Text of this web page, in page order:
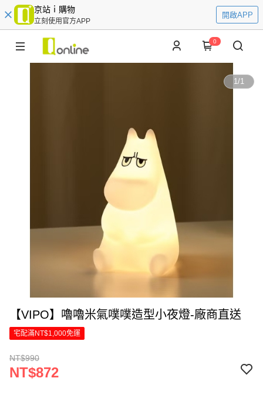
京站ｉ購物
立刻使用官方APP
開啟APP
0
1/1
【VIPO】嚕嚕米氣噗噗造型小夜燈-廠商直送
宅配滿NT$1,000免運
NT$990
NT$872